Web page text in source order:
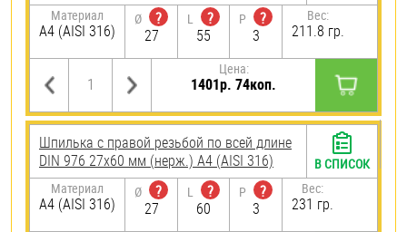
Материал
A4 (AISI 316)
Ø
?
27
L
?
55
P
?
3
Вес:
211.8 гр.
Цена:
1401р. 74коп.
Шпилька с правой резьбой по всей длине
DIN 976 27х60 мм (нерж.) A4 (AISI 316)
Материал
A4 (AISI 316)
Ø
?
27
L
?
60
P
?
3
Вес:
231 гр.
В СПИСОК